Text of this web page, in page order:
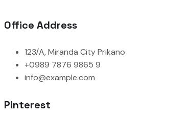
Office Address
123/A, Miranda City Prikano
+0989 7876 9865 9
info@example.com
Pinterest